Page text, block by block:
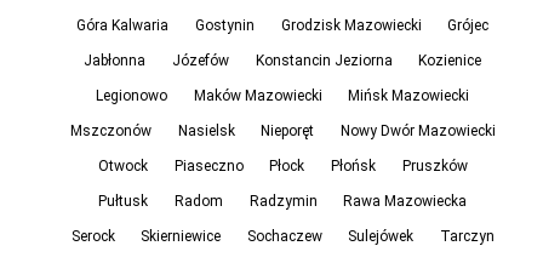
Góra Kalwaria Gostynin Grodzisk Mazowiecki Grójec
Jabłonna Józefów Konstancin Jeziorna Kozienice
Legionowo Maków Mazowiecki Mińsk Mazowiecki
Mszczonów Nasielsk Nieporęt Nowy Dwór Mazowiecki
Otwock Piaseczno Płock Płońsk Pruszków
Pułtusk Radom Radzymin Rawa Mazowiecka
Serock Skierniewice Sochaczew Sulejówek Tarczyn